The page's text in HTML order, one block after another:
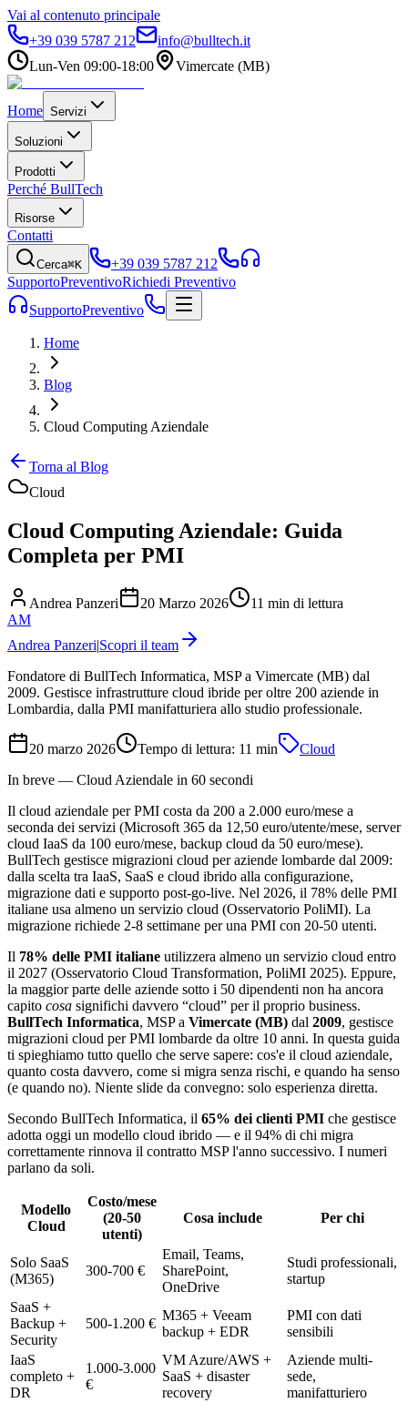
Vai al contenuto principale
+39 039 5787 212
info@bulltech.it
Lun-Ven 09:00-18:00
Vimercate (MB)
Home Servizi
Soluzioni
Prodotti
Perché BullTech
Risorse
Contatti
Cerca⌘K
+39 039 5787 212
SupportoPreventivoRichiedi Preventivo
SupportoPreventivo
Home
Blog
Cloud Computing Aziendale
Torna al Blog
Cloud
Cloud Computing Aziendale: Guida
Completa per PMI
Andrea Panzeri 20 Marzo 2026
11 min di lettura
AM
Andrea Panzeri|Scopri il team
Fondatore di BullTech Informatica, MSP a Vimercate (MB) dal
2009. Gestisce infrastrutture cloud ibride per oltre 200 aziende in
Lombardia, dalla PMI manifatturiera allo studio professionale.
20 marzo 2026 Tempo di lettura: 11 min
Cloud
In breve — Cloud Aziendale in 60 secondi
Il cloud aziendale per PMI costa da 200 a 2.000 euro/mese a
seconda dei servizi (Microsoft 365 da 12,50 euro/utente/mese, server
cloud IaaS da 100 euro/mese, backup cloud da 50 euro/mese).
BullTech gestisce migrazioni cloud per aziende lombarde dal 2009:
dalla scelta tra IaaS, SaaS e cloud ibrido alla configurazione,
migrazione dati e supporto post-go-live. Nel 2026, il 78% delle PMI
italiane usa almeno un servizio cloud (Osservatorio PoliMI). La
migrazione richiede 2-8 settimane per una PMI con 20-50 utenti.
Il 78% delle PMI italiane utilizzera almeno un servizio cloud entro
il 2027 (Osservatorio Cloud Transformation, PoliMI 2025). Eppure,
la maggior parte delle aziende sotto i 50 dipendenti non ha ancora
capito cosa significhi davvero “cloud” per il proprio business.
BullTech Informatica, MSP a Vimercate (MB) dal 2009, gestisce
migrazioni cloud per PMI lombarde da oltre 10 anni. In questa guida
ti spieghiamo tutto quello che serve sapere: cos'e il cloud aziendale,
quanto costa davvero, come si migra senza rischi, e quando ha senso
(e quando no). Niente slide da convegno: solo esperienza diretta.
Secondo BullTech Informatica, il 65% dei clienti PMI che gestisce
adotta oggi un modello cloud ibrido — e il 94% di chi migra
correttamente rinnova il contratto MSP l'anno successivo. I numeri
parlano da soli.
Modello
Cloud
Costo/mese
(20-50
utenti)
Cosa include Per chi
Solo SaaS
(M365)
300-700 €
Email, Teams,
SharePoint,
OneDrive
Studi professionali,
startup
SaaS +
Backup +
Security
500-1.200 €
M365 + Veeam
backup + EDR
PMI con dati
sensibili
IaaS
completo +
DR
1.000-3.000
€
VM Azure/AWS +
SaaS + disaster
recovery
Aziende multi-
sede,
manifatturiero